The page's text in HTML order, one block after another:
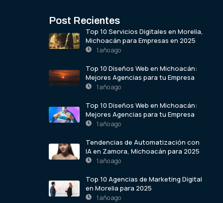
Post Recientes
Top 10 Servicios Digitales en Morelia,
Michoacán para Empresas en 2025
1 año ago
Top 10 Diseños Web en Michoacán:
Mejores Agencias para tu Empresa
1 año ago
Top 10 Diseños Web en Michoacán:
Mejores Agencias para tu Empresa
1 año ago
Tendencias de Automatización con
IA en Zamora, Michoacán para 2025
1 año ago
Top 10 Agencias de Marketing Digital
en Morelia para 2025
1 año ago